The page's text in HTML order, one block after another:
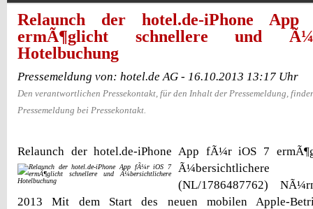
Relaunch der hotel.de-iPhone
ermÃ¶glicht schnellere und
Hotelbuchung
Pressemeldung von: hotel.de AG - 16.10.2013 13:17 Uhr
Den verantwortlichen Pressekontakt, für den Inhalt der Pressemeldung,
Pressemeldung bei Pressekontakt.
Relaunch der hotel.de-iPhone App fÃ¼r iOS 7
(NL/1786487762)
2013 Mit dem Start des neuen mobilen Apple-